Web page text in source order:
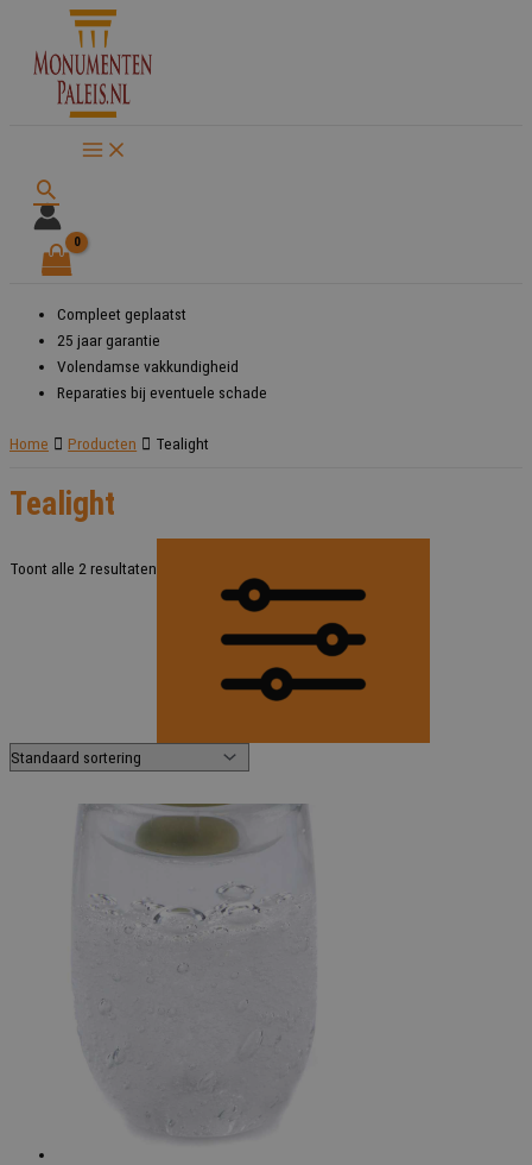
naar
Zoeken
Compleet geplaatst
25 jaar garantie
Volendamse vakkundigheid
Reparaties bij eventuele schade
Home Producten Tealight
Tealight
Toont alle 2 resultaten